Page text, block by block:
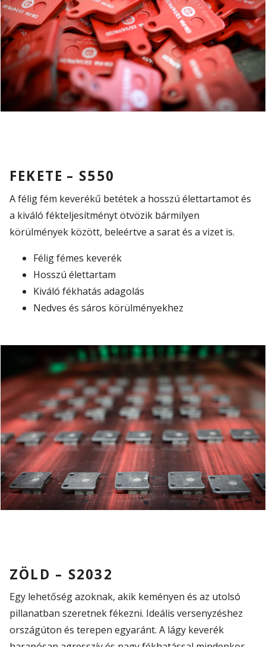
FEKETE – S550
A félig fém keverékű betétek a hosszú élettartamot és
a kiváló fékteljesítményt ötvözik bármilyen
körülmények között, beleértve a sarat és a vizet is.
Félig fémes keverék
Hosszú élettartam
Kiváló fékhatás adagolás
Nedves és sáros körülményekhez
ZÖLD – S2032
Egy lehetőség azoknak, akik keményen és az utolsó
pillanatban szeretnek fékezni. Ideális versenyzéshez
országúton és terepen egyaránt. A lágy keverék